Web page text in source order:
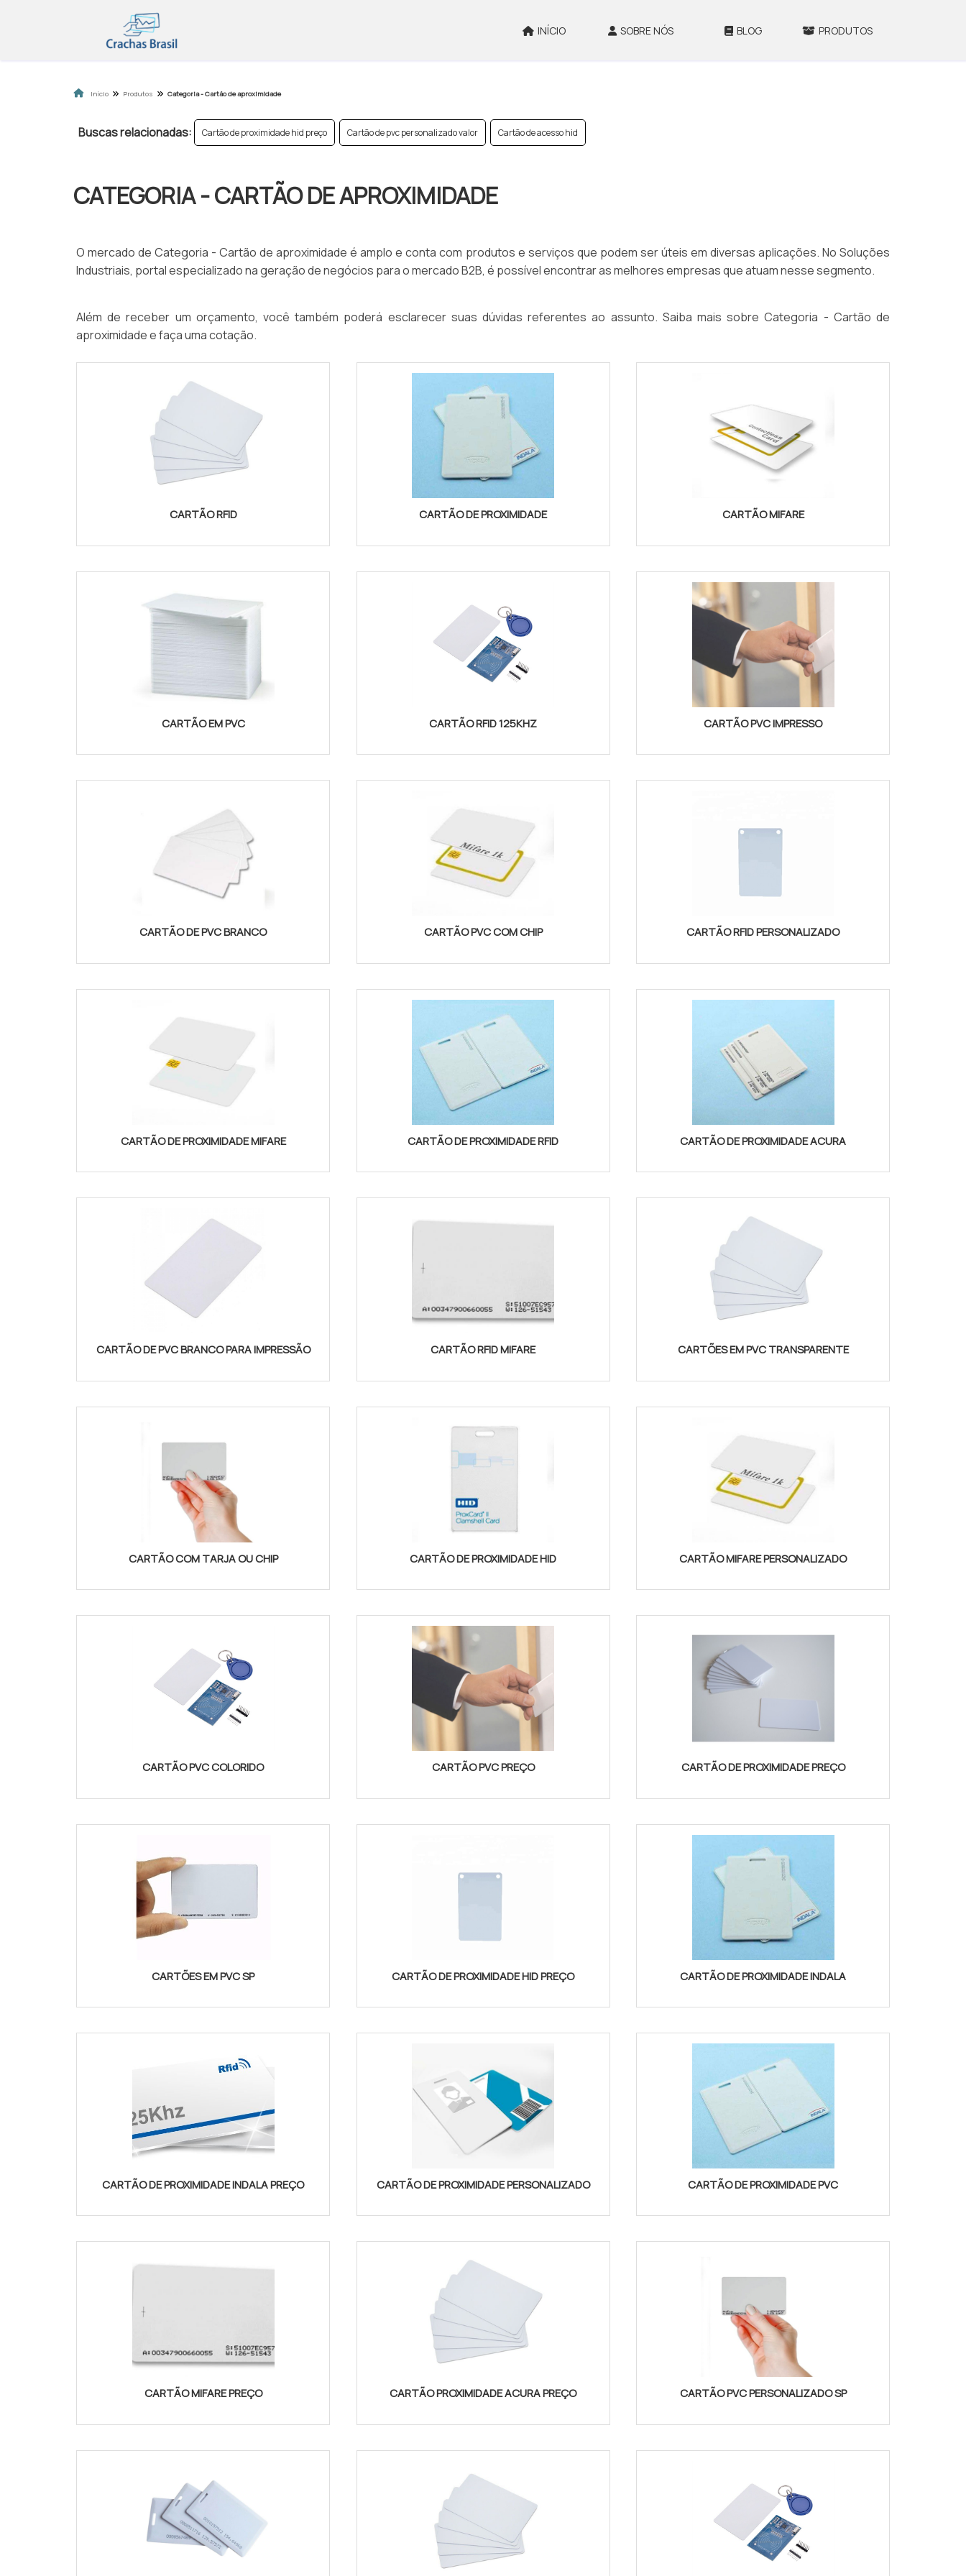
INÍCIO SOBRE NÓS BLOG PRODUTOS
Início Produtos Categoria - Cartão de aproximidade
Buscas relacionadas: Cartão de proximidade hid preço Cartão de pvc personalizado valor Cartão de acesso hid
CATEGORIA - CARTÃO DE APROXIMIDADE
O mercado de Categoria - Cartão de aproximidade é amplo e conta com produtos e serviços que podem ser úteis em diversas aplicações. No Soluções
Industriais, portal especializado na geração de negócios para o mercado B2B, é possível encontrar as melhores empresas que atuam nesse segmento.
Além de receber um orçamento, você também poderá esclarecer suas dúvidas referentes ao assunto. Saiba mais sobre Categoria - Cartão de
aproximidade e faça uma cotação.
CARTÃO RFID CARTÃO DE PROXIMIDADE CARTÃO MIFARE
CARTÃO EM PVC CARTÃO RFID 125KHZ CARTÃO PVC IMPRESSO
CARTÃO DE PVC BRANCO CARTÃO PVC COM CHIP CARTÃO RFID PERSONALIZADO
CARTÃO DE PROXIMIDADE MIFARE CARTÃO DE PROXIMIDADE RFID CARTÃO DE PROXIMIDADE ACURA
CARTÃO DE PVC BRANCO PARA IMPRESSÃO CARTÃO RFID MIFARE CARTÕES EM PVC TRANSPARENTE
CARTÃO COM TARJA OU CHIP CARTÃO DE PROXIMIDADE HID CARTÃO MIFARE PERSONALIZADO
CARTÃO PVC COLORIDO CARTÃO PVC PREÇO CARTÃO DE PROXIMIDADE PREÇO
CARTÕES EM PVC SP CARTÃO DE PROXIMIDADE HID PREÇO CARTÃO DE PROXIMIDADE INDALA
CARTÃO DE PROXIMIDADE INDALA PREÇO CARTÃO DE PROXIMIDADE PERSONALIZADO CARTÃO DE PROXIMIDADE PVC
CARTÃO MIFARE PREÇO CARTÃO PROXIMIDADE ACURA PREÇO CARTÃO PVC PERSONALIZADO SP